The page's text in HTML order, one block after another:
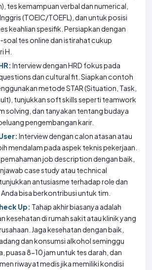
tes kemampuan verbal dan numerical,
(TOEIC/TOEFL), dan untuk posisi
keahlian spesifik. Persiapkan dengan
soal tes online dan istirahat cukup
H.
Interview dengan HRD fokus pada
dan cultural fit. Siapkan contoh
metode STAR (Situation, Task,
tunjukkan soft skills seperti teamwork
solving, dan tanyakan tentang budaya
pengembangan karir.
Interview dengan calon atasan atau
mendalam pada aspek teknis pekerjaan.
job description dengan baik,
case study atau technical
antusiasme terhadap role dan
bisa berkontribusi untuk tim.
Up: Tahap akhir biasanya adalah
kesehatan di rumah sakit atau klinik yang
Jaga kesehatan dengan baik,
dan konsumsi alkohol seminggu
puasa 8-10 jam untuk tes darah, dan
riwayat medis jika memiliki kondisi